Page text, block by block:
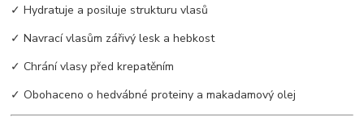
✓ Hydratuje a posiluje strukturu vlasů
✓ Navrací vlasům zářivý lesk a hebkost
✓ Chrání vlasy před krepatěním
✓ Obohaceno o hedvábné proteiny a makadamový olej